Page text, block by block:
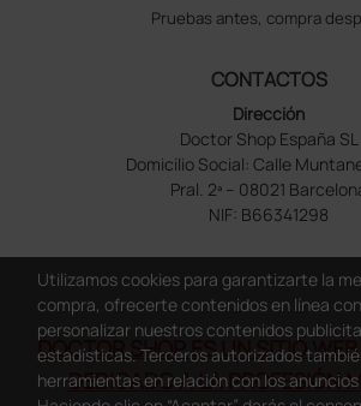
Pruebas antes, compra
CONTACTOS
Dirección
Doctor Shop España SL
Domicilio Social: Calle
Pral. 2ª – 08021
NIF: B66341298
DOCTOR SHOP ES UN SITIO WEB
DEDICADO A LA PROFESIÓN
Utilizamos cookies para garantizarte la
compra, ofrecerte contenidos en línea
personalizar nuestros contenidos
estadísticas. Terceros autorizados
herramientas en relación con los